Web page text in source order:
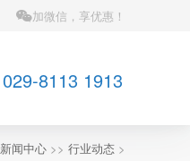
加微信，享优惠！
029-8113 1913
新闻中心 >> 行业动态 >